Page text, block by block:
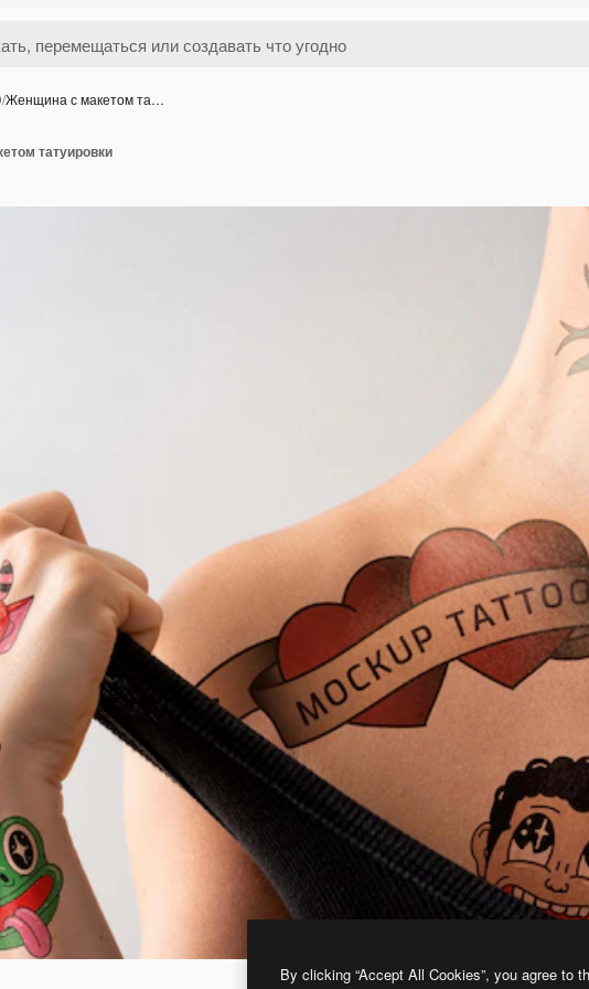
/Женщина с макетом та…
татуировки
By clicking “Accept All Cookies”, you agree to